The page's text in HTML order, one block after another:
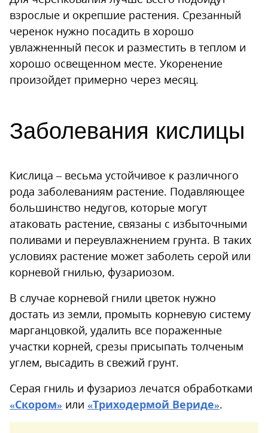
взрослые и окрепшие растения. Срезанный
черенок нужно посадить в хорошо
увлажненный песок и разместить в теплом и
хорошо освещенном месте. Укоренение
произойдет примерно через месяц.
Заболевания кислицы
Кислица – весьма устойчивое к различного
рода заболеваниям растение. Подавляющее
большинство недугов, которые могут
атаковать растение, связаны с избыточными
поливами и переувлажнением грунта. В таких
условиях растение может заболеть серой или
корневой гнилью, фузариозом.
В случае корневой гнили цветок нужно
достать из земли, промыть корневую систему
марганцовкой, удалить все пораженные
участки корней, срезы присыпать толченым
углем, высадить в свежий грунт.
Серая гниль и фузариоз лечатся обработками
«Скором» или «Триходермой Вериде».